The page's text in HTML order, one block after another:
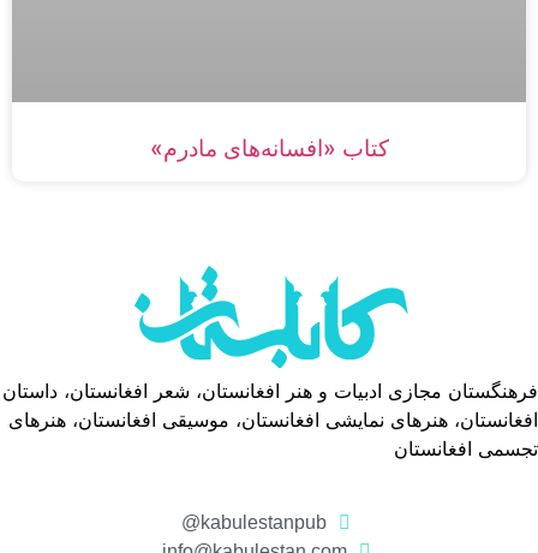
کتاب «افسانه‌های مادرم»
فرهنگستان مجازی ادبیات و هنر افغانستان، شعر افغانستان، داستان
افغانستان، هنرهای نمایشی افغانستان، موسیقی افغانستان، هنرهای
تجسمی افغانستان
kabulestanpub@